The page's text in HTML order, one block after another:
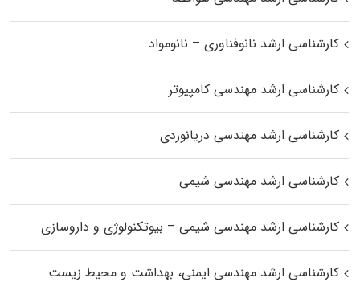
کارشناسی ارشد نانوفناوری – نانومواد
کارشناسی ارشد مهندسی کامپیوتر
کارشناسی ارشد مهندسی دریانوردی
کارشناسی ارشد مهندسی شیمی
کارشناسی ارشد مهندسی شیمی – بیوتکنولوژی و داروسازی
کارشناسی ارشد مهندسی ایمنی، بهداشت و محیط زیست